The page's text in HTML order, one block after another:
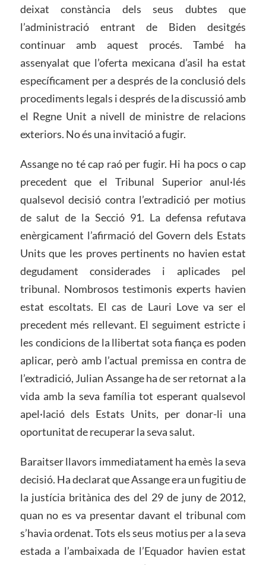
deixat constància dels seus dubtes que
l’administració entrant de Biden desitgés
continuar amb aquest procés. També ha
assenyalat que l’oferta mexicana d’asil ha estat
específicament per a després de la conclusió dels
procediments legals i després de la discussió amb
el Regne Unit a nivell de ministre de relacions
exteriors. No és una invitació a fugir.
Assange no té cap raó per fugir. Hi ha pocs o cap
precedent que el Tribunal Superior anul·lés
qualsevol decisió contra l’extradició per motius
de salut de la Secció 91. La defensa refutava
enèrgicament l’afirmació del Govern dels Estats
Units que les proves pertinents no havien estat
degudament considerades i aplicades pel
tribunal. Nombrosos testimonis experts havien
estat escoltats. El cas de Lauri Love va ser el
precedent més rellevant. El seguiment estricte i
les condicions de la llibertat sota fiança es poden
aplicar, però amb l’actual premissa en contra de
l’extradició, Julian Assange ha de ser retornat a la
vida amb la seva família tot esperant qualsevol
apel·lació dels Estats Units, per donar-li una
oportunitat de recuperar la seva salut.
Baraitser llavors immediatament ha emès la seva
decisió. Ha declarat que Assange era un fugitiu de
la justícia britànica des del 29 de juny de 2012,
quan no es va presentar davant el tribunal com
s’havia ordenat. Tots els seus motius per a la seva
estada a l’ambaixada de l’Equador havien estat